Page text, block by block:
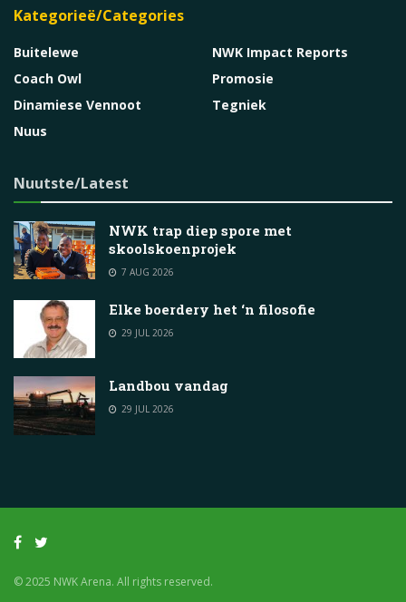
Kategorieë/Categories
Buitelewe
Coach Owl
Dinamiese Vennoot
Nuus
NWK Impact Reports
Promosie
Tegniek
Nuutste/Latest
NWK trap diep spore met
skoolskoenprojek
7 AUG 2026
Elke boerdery het ‘n filosofie
29 JUL 2026
Landbou vandag
29 JUL 2026
© 2025 NWK Arena. All rights reserved.